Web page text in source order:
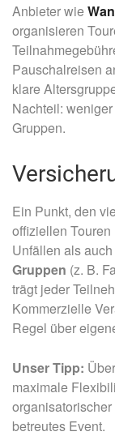
Anbieter wie
organisieren
Pauschalreisen
klare
Nachteil:
Gruppen.
Ein Punkt, den
offiziellen
Unfällen als
Gruppen (z. B.
trägt jeder
Kommerzielle
Regel über
Unser Tipp:
maximale
betreutes Event.